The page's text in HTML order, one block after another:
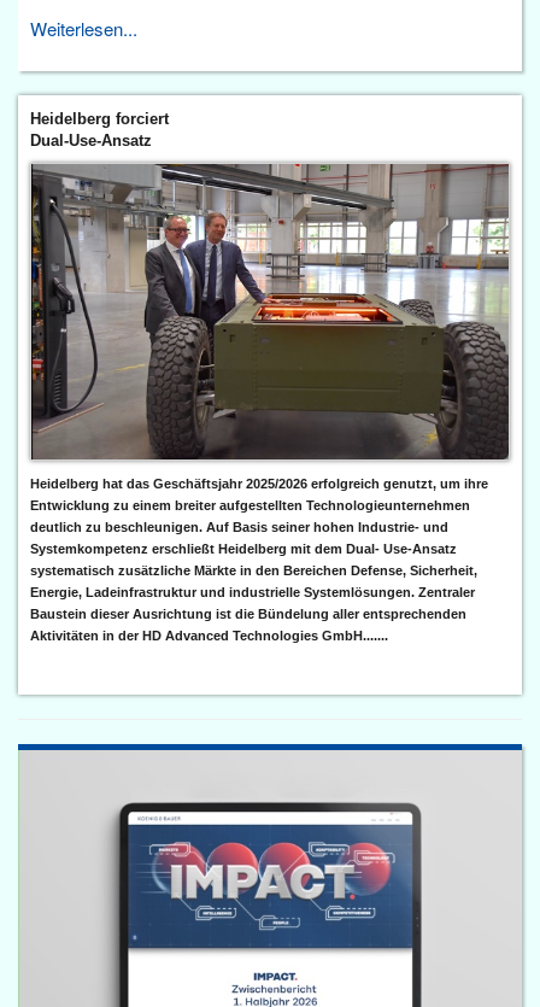
Weiterlesen...
Heidelberg forciert
Dual-Use-Ansatz
Heidelberg hat das Geschäftsjahr 2025/2026 erfolgreich genutzt, um ihre
Entwicklung zu einem breiter aufgestellten Technologieunternehmen
deutlich zu beschleunigen. Auf Basis seiner hohen Industrie- und
Systemkompetenz erschließt Heidelberg mit dem Dual- Use-Ansatz
systematisch zusätzliche Märkte in den Bereichen Defense, Sicherheit,
Energie, Ladeinfrastruktur und industrielle Systemlösungen. Zentraler
Baustein dieser Ausrichtung ist die Bündelung aller entsprechenden
Aktivitäten in der HD Advanced Technologies GmbH.......